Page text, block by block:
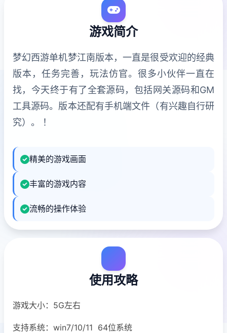
游戏简介
梦幻西游单机梦江南版本，一直是很受欢迎的经典
版本，任务完善，玩法仿官。很多小伙伴一直在
找，今天终于有了全套源码，包括网关源码和GM
工具源码。版本还配有手机端文件（有兴趣自行研
究）。 ！
精美的游戏画面
丰富的游戏内容
流畅的操作体验
使用攻略
游戏大小：5G左右
支持系统：win7/10/11 64位系统